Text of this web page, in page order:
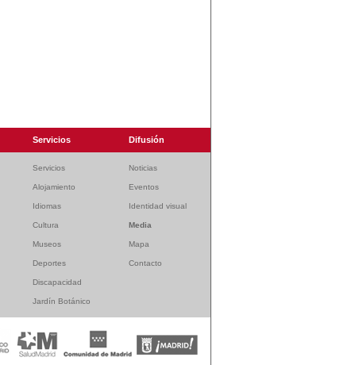
Servicios Difusión
Servicios Noticias
Alojamiento Eventos
Idiomas Identidad visual
Cultura Media
Museos Mapa
Deportes Contacto
Discapacidad
Jardín Botánico